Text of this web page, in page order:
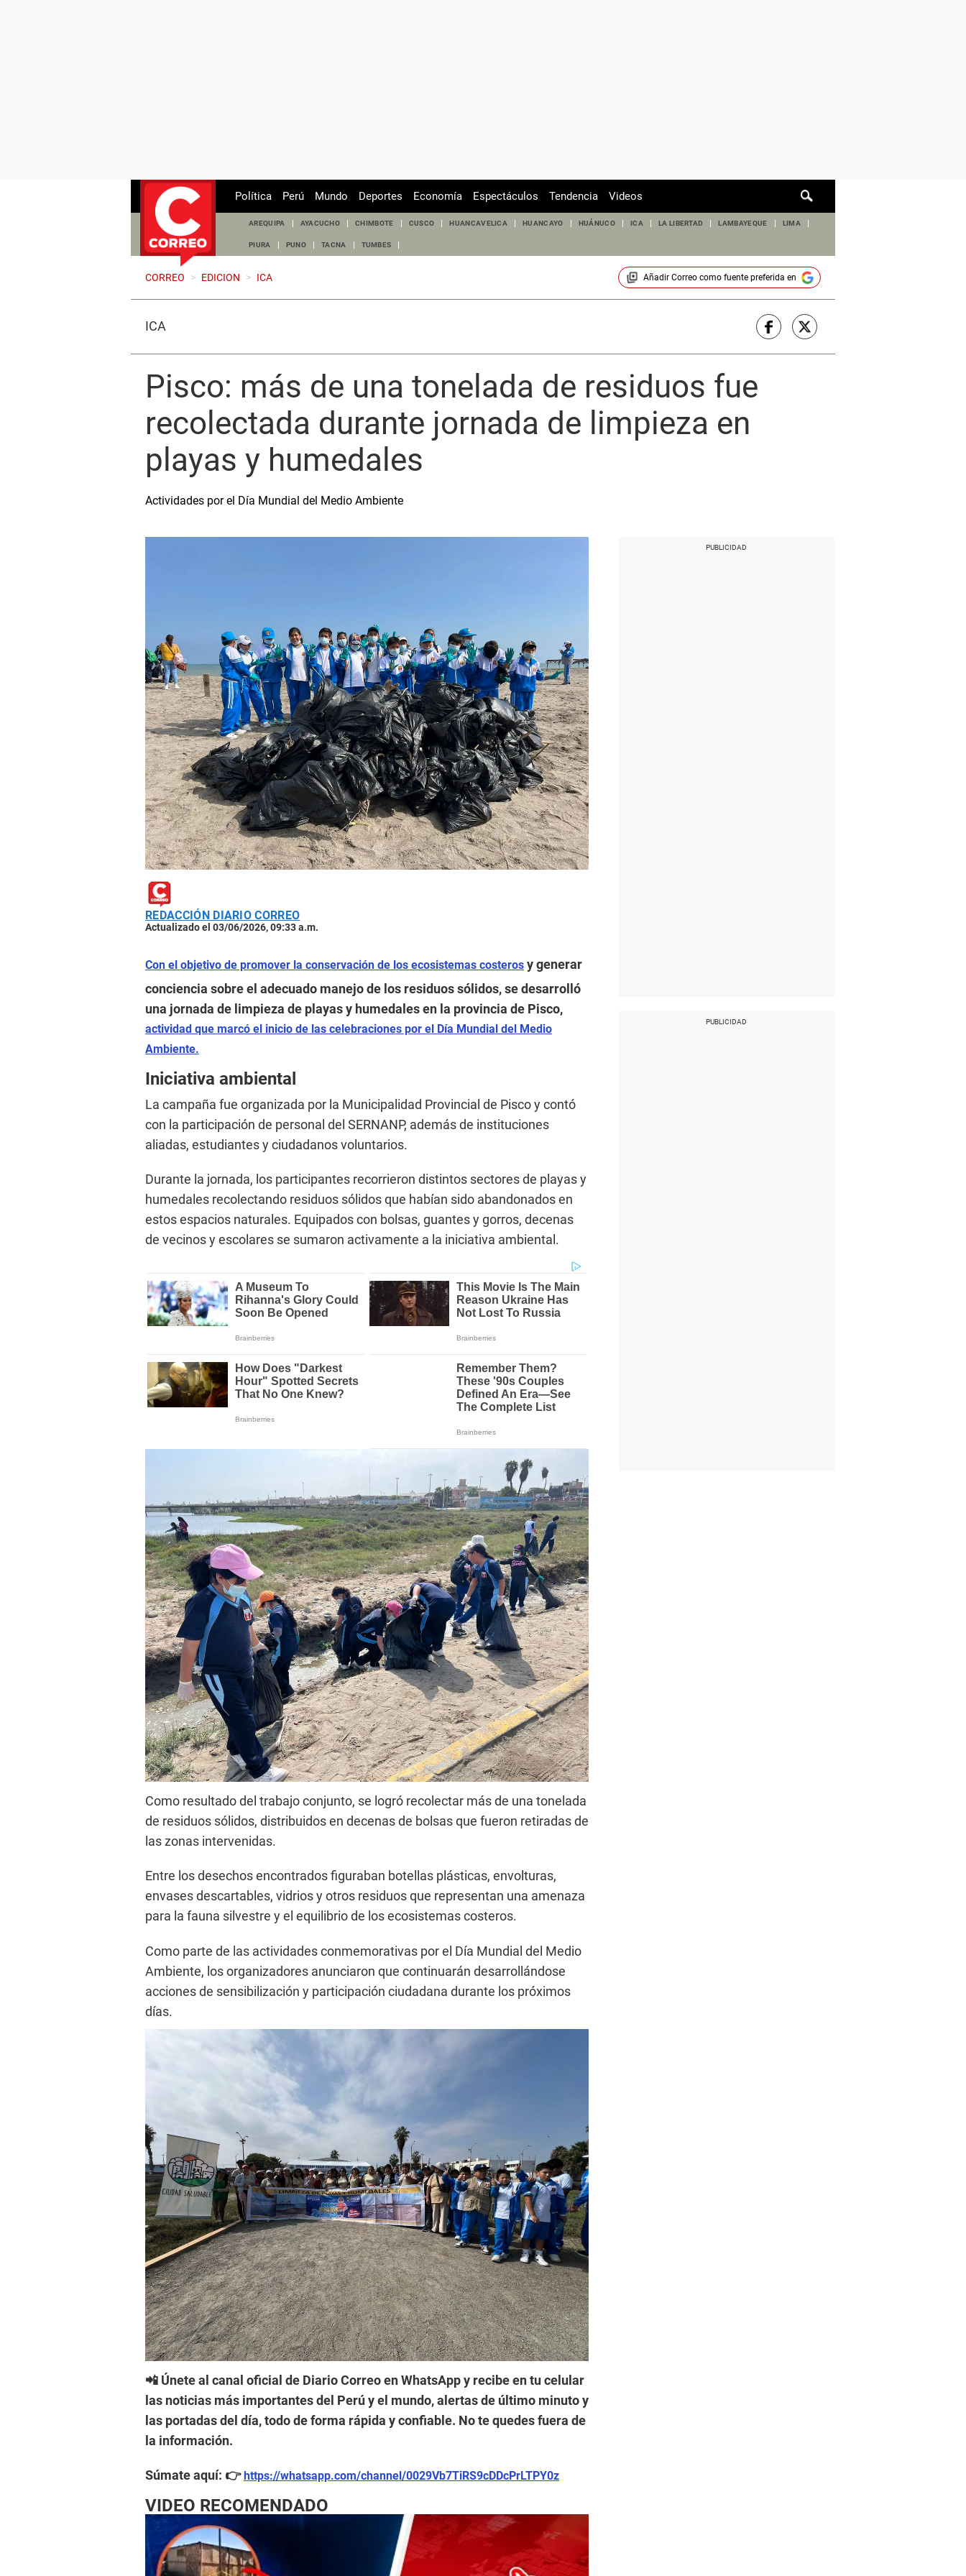
de
Política Perú Mundo Deportes Economía Espectáculos Tendencia Videos
AREQUIPA AYACUCHO CHIMBOTE CUSCO HUANCAVELICA HUANCAYO HUÁNUCO ICA LA LIBERTAD LAMBAYEQUE LIMA
PIURA PUNO TACNA TUMBES
CORREO > EDICION > ICA Añadir Correocomo fuente preferida en
ICA
Pisco: más de una tonelada de residuos fue
recolectada durante jornada de limpieza en
playas y humedales
Actividades por el Día Mundial del Medio Ambiente
REDACCIÓN DIARIO CORREO
Actualizado el 03/06/2026, 09:33 a.m.
Con el objetivo de promover la conservación de los ecosistemas costeros y generar
conciencia sobre el adecuado manejo de los residuos sólidos, se desarrolló
una jornada de limpieza de playas y humedales en la provincia de Pisco,
actividad que marcó el inicio de las celebraciones por el Día Mundial del Medio
Ambiente.
Iniciativa ambiental
La campaña fue organizada por la Municipalidad Provincial de Pisco y contó
con la participación de personal del SERNANP, además de instituciones
aliadas, estudiantes y ciudadanos voluntarios.
Durante la jornada, los participantes recorrieron distintos sectores de playas y
humedales recolectando residuos sólidos que habían sido abandonados en
estos espacios naturales. Equipados con bolsas, guantes y gorros, decenas
de vecinos y escolares se sumaron activamente a la iniciativa ambiental.
Como resultado del trabajo conjunto, se logró recolectar más de una tonelada
de residuos sólidos, distribuidos en decenas de bolsas que fueron retiradas de
las zonas intervenidas.
Entre los desechos encontrados figuraban botellas plásticas, envolturas,
envases descartables, vidrios y otros residuos que representan una amenaza
para la fauna silvestre y el equilibrio de los ecosistemas costeros.
Como parte de las actividades conmemorativas por el Día Mundial del Medio
Ambiente, los organizadores anunciaron que continuarán desarrollándose
acciones de sensibilización y participación ciudadana durante los próximos
días.
📲 Únete al canal oficial de Diario Correo en WhatsApp y recibe en tu celular
las noticias más importantes del Perú y el mundo, alertas de último minuto y
las portadas del día, todo de forma rápida y confiable. No te quedes fuera de
la información.
Súmate aquí: 👉 https://whatsapp.com/channel/0029Vb7TiRS9cDDcPrLTPY0z
VIDEO RECOMENDADO